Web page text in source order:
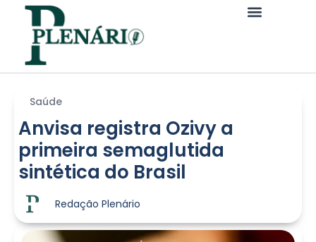
Saúde
Anvisa registra Ozivy a
primeira semaglutida
sintética do Brasil
Redação Plenário